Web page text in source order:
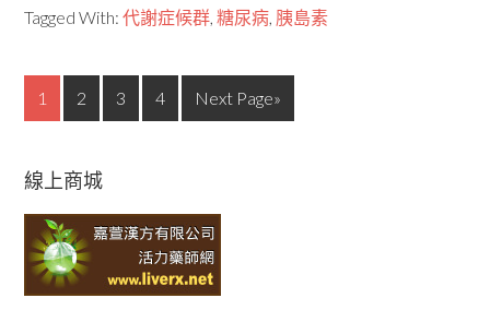
Tagged With:代謝症候群,糖尿病, 胰島素
1 2 3 4 Next Page»
線上商城